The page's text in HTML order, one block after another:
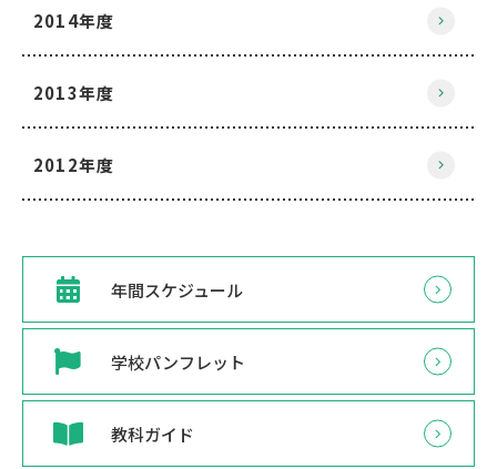
2014年度
2013年度
2012年度
年間スケジュール
学校パンフレット
教科ガイド